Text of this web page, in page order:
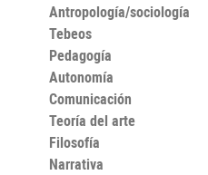
Antropología/sociología
Tebeos
Pedagogía
Autonomía
Comunicación
Teoría del arte
Filosofía
Narrativa